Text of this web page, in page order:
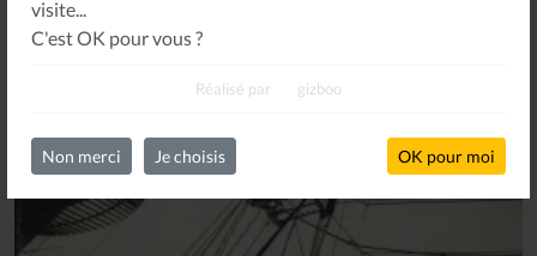
visite...
C'est OK pour vous ?
Réalisé par gizboo
Non merci Je choisis OK pour moi